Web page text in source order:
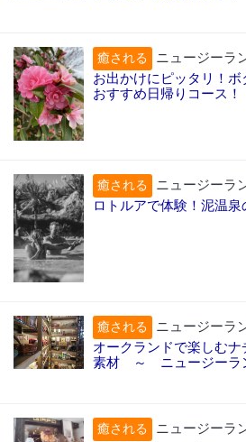
癒される
ニュージーラ
お出かけにピッタリ！
おすすめ日帰りコース！
癒される
ニュージーラ
ロトルアで体験！泥温泉
癒される
ニュージーラ
オークランドで楽しむ
素材 ～ ニュージーラ
癒される
ニュージーラ